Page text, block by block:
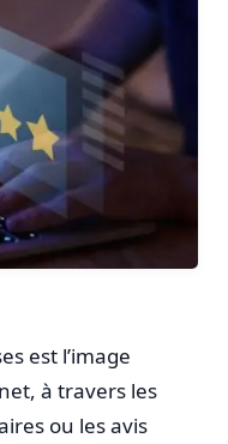
est l’image
à travers les
ou les avis